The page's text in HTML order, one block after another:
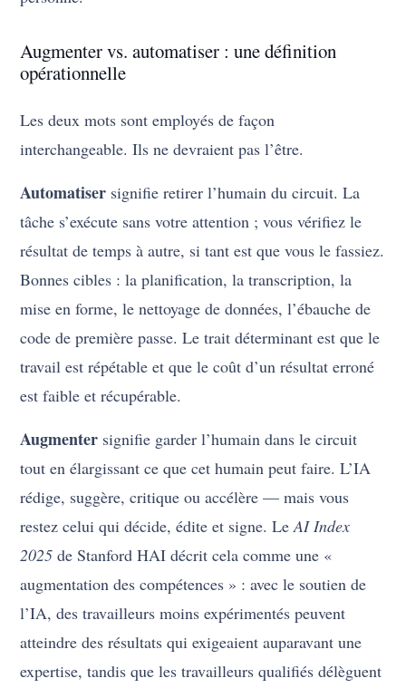
Augmenter vs. automatiser : une définition
opérationnelle
Les deux mots sont employés de façon
interchangeable. Ils ne devraient pas l’être.
Automatiser signifie retirer l’humain du circuit. La
tâche s’exécute sans votre attention ; vous vérifiez le
résultat de temps à autre, si tant est que vous le fassiez.
Bonnes cibles : la planification, la transcription, la
mise en forme, le nettoyage de données, l’ébauche de
code de première passe. Le trait déterminant est que le
travail est répétable et que le coût d’un résultat erroné
est faible et récupérable.
Augmenter signifie garder l’humain dans le circuit
tout en élargissant ce que cet humain peut faire. L’IA
rédige, suggère, critique ou accélère — mais vous
restez celui qui décide, édite et signe. LeAI Index
2025 de Stanford HAI décrit cela comme une «
augmentation des compétences » : avec le soutien de
l’IA, des travailleurs moins expérimentés peuvent
atteindre des résultats qui exigeaient auparavant une
expertise, tandis que les travailleurs qualifiés délèguent